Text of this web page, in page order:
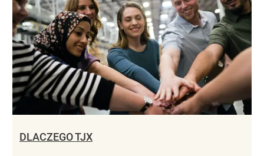
DLACZEGO TJX